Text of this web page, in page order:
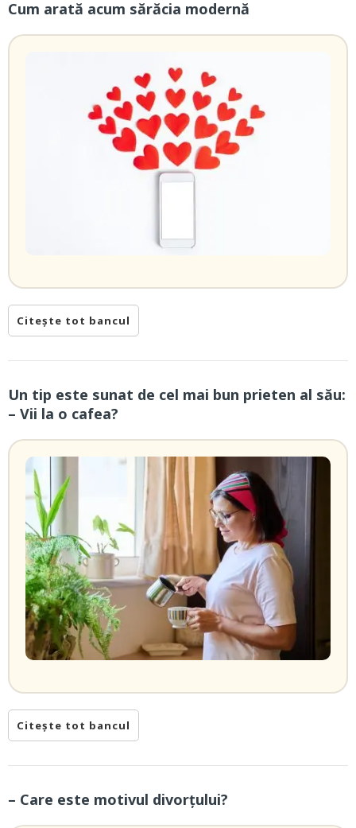
Cum arată acum sărăcia modernă
Citește tot bancul
Un tip este sunat de cel mai bun prieten al său:
– Vii la o cafea?
Citește tot bancul
– Care este motivul divorțului?